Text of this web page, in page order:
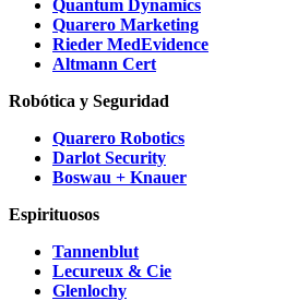
Quantum Dynamics
Quarero Marketing
Rieder MedEvidence
Altmann Cert
Robótica y Seguridad
Quarero Robotics
Darlot Security
Boswau + Knauer
Espirituosos
Tannenblut
Lecureux & Cie
Glenlochy